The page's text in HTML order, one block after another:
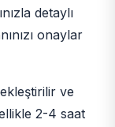
detaylı
onaylar
ve
2-4 saat